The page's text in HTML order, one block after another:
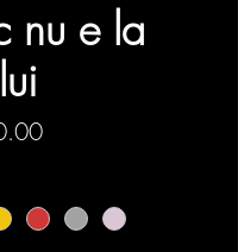
nu e la
Price